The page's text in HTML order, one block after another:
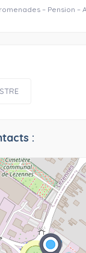
– Pension
: